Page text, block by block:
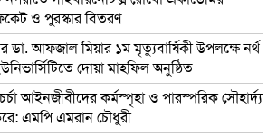
ও পুরস্কার বিতরণ
ডা. আফজাল মিয়ার ১ম মৃত্যুবার্ষিকী উপলক্ষে নর্থ
দোয়া মাহফিল অনুষ্ঠিত
আইনজীবীদের কর্মস্পৃহা ও পারস্পরিক সৌহার্দ্য
এমপি এমরান চৌধুরী